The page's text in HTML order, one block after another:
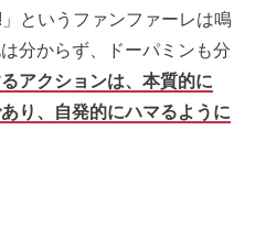
というファンファーレは鳴
分からず、ドーパミンも分
アクションは、本質的に
り、自発的にハマるように